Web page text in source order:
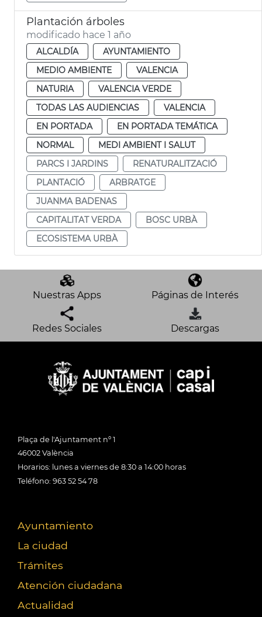
Plantación árboles
modificado hace 1 año
ALCALDÍA
AYUNTAMIENTO
MEDIO AMBIENTE
VALENCIA
NATURIA
VALENCIA VERDE
TODAS LAS AUDIENCIAS
VALENCIA
EN PORTADA
EN PORTADA TEMÁTICA
NORMAL
MEDI AMBIENT I SALUT
PARCS I JARDINS
RENATURALITZACIÓ
PLANTACIÓ
ARBRATGE
JUANMA BADENAS
CAPITALITAT VERDA
BOSC URBÀ
ECOSISTEMA URBÀ
Nuestras Apps Páginas de Interés
Redes Sociales Descargas
Plaça de l'Ajuntament nº 1
46002 València
Horarios: lunes a viernes de 8:30 a 14:00 horas
Teléfono: 963 52 54 78
Ayuntamiento
La ciudad
Trámites
Atención ciudadana
Actualidad